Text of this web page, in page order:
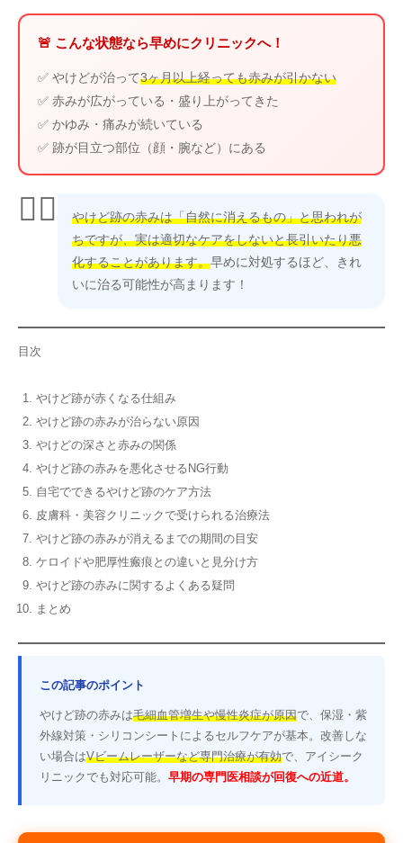
🚨 こんな状態なら早めにクリニックへ！
✅ やけどが治って3ヶ月以上経っても赤みが引かない
✅ 赤みが広がっている・盛り上がってきた
✅ かゆみ・痛みが続いている
✅ 跡が目立つ部位（顔・腕など）にある
👩‍⚕️
やけど跡の赤みは「自然に消えるもの」と思われが
ちですが、実は適切なケアをしないと長引いたり悪
化することがあります。早めに対処するほど、きれ
いに治る可能性が高まります！
目次
やけど跡が赤くなる仕組み
やけど跡の赤みが治らない原因
やけどの深さと赤みの関係
やけど跡の赤みを悪化させるNG行動
自宅でできるやけど跡のケア方法
皮膚科・美容クリニックで受けられる治療法
やけど跡の赤みが消えるまでの期間の目安
ケロイドや肥厚性瘢痕との違いと見分け方
やけど跡の赤みに関するよくある疑問
まとめ
この記事のポイント
やけど跡の赤みは毛細血管増生や慢性炎症が原因で、保湿・紫
外線対策・シリコンシートによるセルフケアが基本。改善しな
い場合はVビームレーザーなど専門治療が有効で、アイシーク
リニックでも対応可能。 早期の専門医相談が回復への近道。